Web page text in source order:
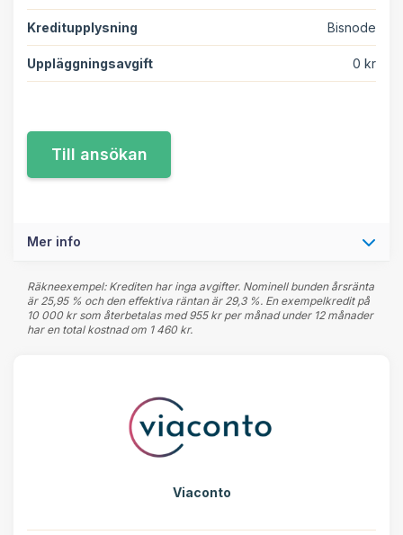
Kreditupplysning Bisnode
Uppläggningsavgift 0 kr
Mer info
Räkneexempel: Krediten har inga avgifter. Nominell bunden årsränta
är 25,95 % och den effektiva räntan är 29,3 %. En exempelkredit på
10 000 kr som återbetalas med 955 kr per månad under 12 månader
har en total kostnad om 1 460 kr.
Viaconto